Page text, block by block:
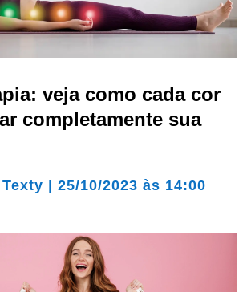
veja como cada cor
completamente sua
| 25/10/2023 às 14:00